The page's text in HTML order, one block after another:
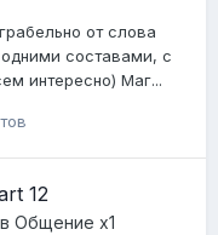
от слова
составами, с
интересно) Маг...
12
Общение x1